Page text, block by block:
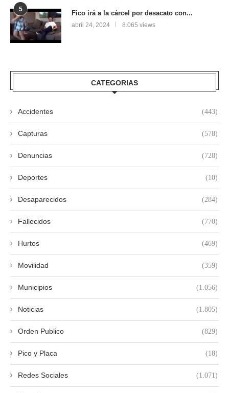
5 Fico irá a la cárcel por desacato con...
abril 24, 2024 8.065 views
CATEGORIAS
Accidentes (443)
Capturas (578)
Denuncias (728)
Deportes (10)
Desaparecidos (284)
Fallecidos (770)
Hurtos (469)
Movilidad (359)
Municipios (1.056)
Noticias (1.805)
Orden Publico (829)
Pico y Placa (18)
Redes Sociales (1.071)